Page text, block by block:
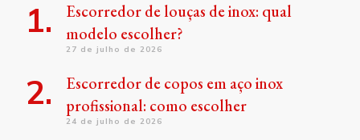
Escorredor de louças de inox: qual
modelo escolher?
27 de julho de 2026
Escorredor de copos em aço inox
profissional: como escolher
24 de julho de 2026